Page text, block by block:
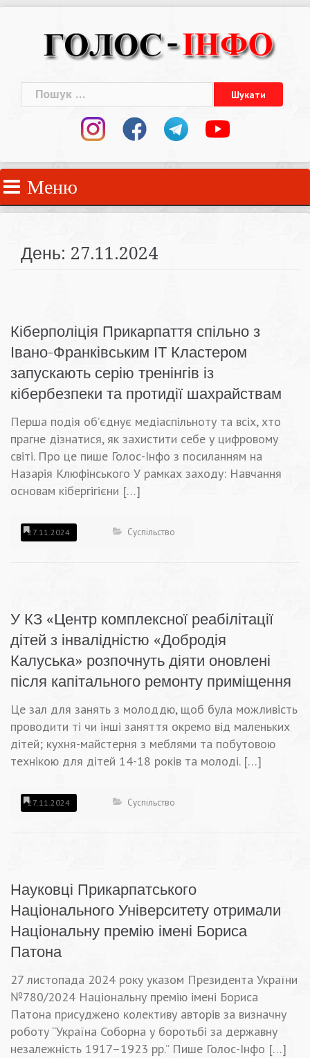
Пошук:
Меню
День: 27.11.2024
Кіберполіція Прикарпаття спільно з
Івано-Франківським ІТ Кластером
запускають серію тренінгів із
кібербезпеки та протидії шахрайствам
Перша подія об’єднує медіаспільноту та всіх, хто
прагне дізнатися, як захистити себе у цифровому
світі. Про це пише Голос-Інфо з посиланням на
Назарія Клюфінського У рамках заходу: Навчання
основам кібергігієни […]
27.11.2024 Суспільство
У КЗ «Центр комплексної реабілітації
дітей з інвалідністю «Добродія
Калуська» розпочнуть діяти оновлені
після капітального ремонту приміщення
Це зал для занять з молоддю, щоб була можливість
проводити ті чи інші заняття окремо від маленьких
дітей; кухня-майстерня з меблями та побутовою
технікою для дітей 14-18 років та молоді. […]
27.11.2024 Суспільство
Науковці Прикарпатського
Національного Університету отримали
Національну премію імені Бориса
Патона
27 листопада 2024 року указом Президента України
№780/2024 Національну премію імені Бориса
Патона присуджено колективу авторів за визначну
роботу “Україна Соборна у боротьбі за державну
незалежність 1917–1923 рр.” Пише Голос-Інфо […]